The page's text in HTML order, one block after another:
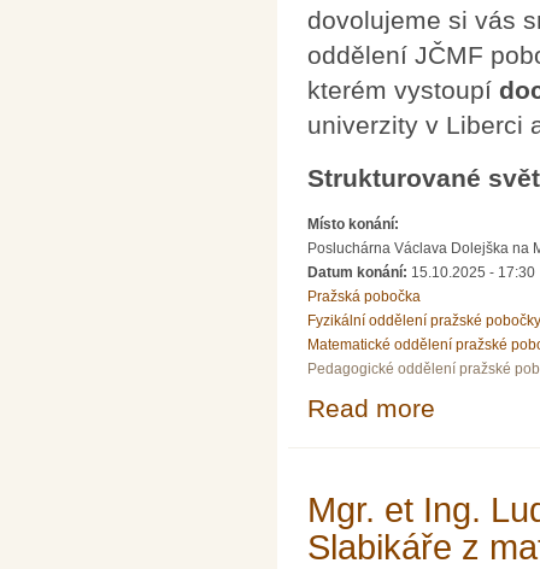
dovolujeme si vás
oddělení JČMF
kterém vystoupí
univerzity v Liberci
Strukturované
Místo konání:
Posluchárna Václava Dolejška na
Datum konání: 15.10.2025 - 17:30
Pražská pobočka
Fyzikální oddělení pražské pobočky
Matematické oddělení pražské
Pedagogické oddělení pražské
Read more
Mgr. et Ing.
Slabikáře z